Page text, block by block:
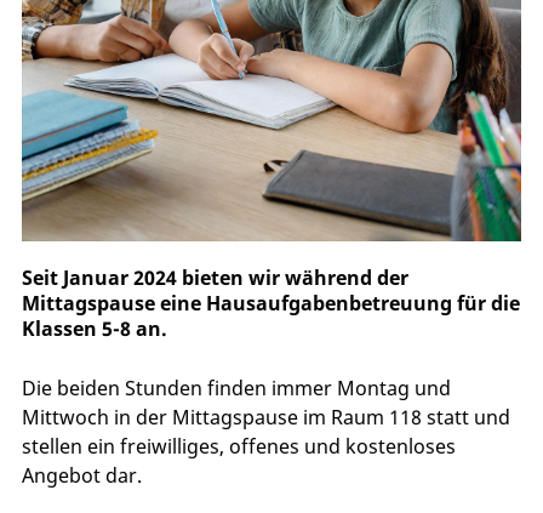
Seit Januar 2024 bieten wir während der
Mittagspause eine Hausaufgabenbetreuung für die
Klassen 5-8 an.
Die beiden Stunden finden immer Montag und
Mittwoch in der Mittagspause im Raum 118 statt und
stellen ein freiwilliges, offenes und kostenloses
Angebot dar.